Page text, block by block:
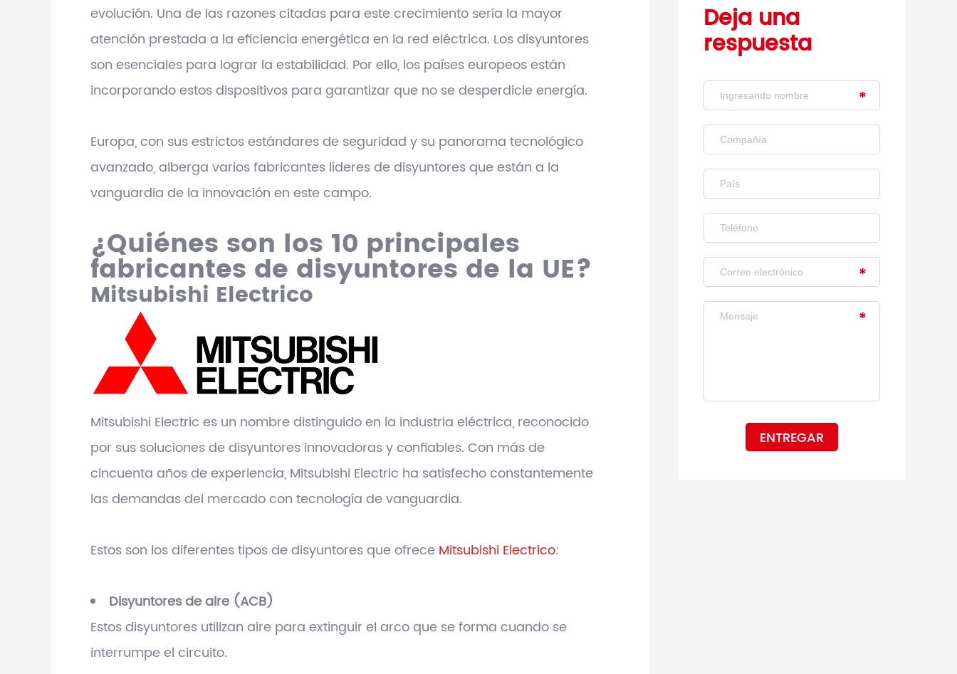
evolución. Una de las razones citadas para este crecimiento sería la mayor
atención prestada a la eficiencia energética en la red eléctrica. Los disyuntores
son esenciales para lograr la estabilidad. Por ello, los países europeos están
incorporando estos dispositivos para garantizar que no se desperdicie energía.
Europa, con sus estrictos estándares de seguridad y su panorama tecnológico
avanzado, alberga varios fabricantes líderes de disyuntores que están a la
vanguardia de la innovación en este campo.
¿Quiénes son los 10 principales
fabricantes de disyuntores de la UE?
Mitsubishi Electrico
Mitsubishi Electric es un nombre distinguido en la industria eléctrica, reconocido
por sus soluciones de disyuntores innovadoras y confiables. Con más de
cincuenta años de experiencia, Mitsubishi Electric ha satisfecho constantemente
las demandas del mercado con tecnología de vanguardia.
Estos son los diferentes tipos de disyuntores que ofrece Mitsubishi Electrico:
Disyuntores de aire (ACB)
Estos disyuntores utilizan aire para extinguir el arco que se forma cuando se
interrumpe el circuito.
Deja una
respuesta
ENTREGAR